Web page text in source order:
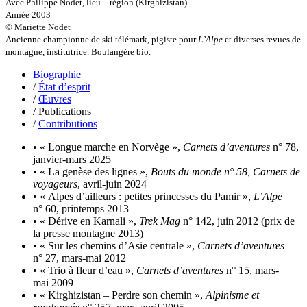
Pajetnov Valentin
Pastureau Jean
Pavie Auguste
Peltier Julien
Pinchon Emmanuel
Pitiot Michaël
Pitras Olivier
Plane Alice
Poncins Gontran de
Poulle Marie-Lazarine
Poussin Alexandre
Prjevalski Nikolaï
Quierzy Pauline
Raffard Matthieu
Rasse Rémy
Ravel Patrice de
Revel Luc de
Ripart Jacqueline
Rizzato Tullio
Rochez Carine
Rondón Analía
Avec Philippe Nodet, lieu – région (Kirghizistan).
Année 2003
© Mariette Nodet
Ancienne championne de ski télémark, pigiste pour L’Alpe et diverses revues de
montagne, institutrice. Boulangère bio.
Biographie
/État d’esprit
/Œuvres
/ Publications
/Contributions
• « Longue marche en Norvège », Carnets d’aventures n° 78,
janvier-mars 2025
• « La genèse des lignes », Bouts du monde n° 58, Carnets de
voyageurs, avril-juin 2024
• « Alpes d’ailleurs : petites princesses du Pamir », L’Alpe
n° 60, printemps 2013
• « Dérive en Karnali », Trek Mag n° 142, juin 2012 (prix de
la presse montagne 2013)
• « Sur les chemins d’Asie centrale », Carnets d’aventures
n° 27, mars-mai 2012
• « Trio à fleur d’eau », Carnets d’aventures n° 15, mars-
mai 2009
• « Kirghizistan – Perdre son chemin », Alpinisme et